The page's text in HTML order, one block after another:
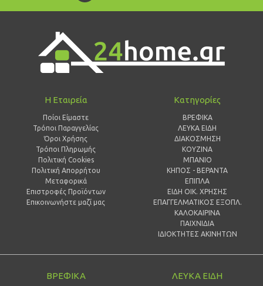
Η Εταιρεία
Ποίοι Είμαστε
Τρόποι Παραγγελίας
Όροι Χρήσης
Τρόποι Πληρωμής
Πολιτική Cookies
Πολιτική Απορρήτου
Μεταφορικά
Επιστροφές Προϊόντων
Επικοινωνήστε μαζί μας
Κατηγορίες
ΒΡΕΦΙΚΑ
ΛΕΥΚΑ ΕΙΔΗ
ΔΙΑΚΟΣΜΗΣΗ
ΚΟΥΖΙΝΑ
ΜΠΑΝΙΟ
ΚΗΠΟΣ - ΒΕΡΑΝΤΑ
ΕΠΙΠΛΑ
ΕΙΔΗ ΟΙΚ. ΧΡΗΣΗΣ
ΕΠΑΓΓΕΛΜΑΤΙΚΟΣ ΕΞΟΠΛ.
ΚΑΛΟΚΑΙΡΙΝΑ
ΠΑΙΧΝΙΔΙΑ
ΙΔΙΟΚΤΗΤΕΣ ΑΚΙΝΗΤΩΝ
ΒΡΕΦΙΚΑ ΛΕΥΚΑ ΕΙΔΗ